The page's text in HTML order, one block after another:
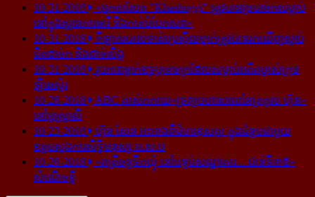
10-31-2018
«អ្នក​កាសែត "Khashoggi" ត្រូវ​បាន​ច្របាច់ក​សម្លាប់​
នៅ​ក្នុង​ស្ថាន​ភារធារី និង​កាត់​បំបែក​សព»
10-31-2018
កីឡាករ​បាល់ទាត់​ប្រេស៊ីល​ម្នាក់​ត្រូវ​បាន​រក​ឃើញ​ស្លាប់​
ជិត​ដាច់ក និង​ដាច់​លិង្គ
10-31-2018
រូបភាព​ធ្លាក់​ឧទ្ធម្ភាគចក្រ​ដែល​សម្លាប់​អតីត​ម្ចាស់​ក្រុម​
ឡីឆេស្ទ័រ
10-28-2018
ABC គាស់​កកាយ​«ទ្រព្យមហាសាល​នៃ​ត្រកូល ហ៊ុន»​
នៅ​អូស្ត្រាលី
10-23-2018
ហ៊ុន សែន អះអាង​ពី​ជំហរ​ខុស​គ្នា ក្នុង​ជំនួប​ជាមួយ​
ឧត្តម​ស្នងការ​សិទ្ធិ​មនុស្ស អ.ស.ប
10-20-2018
«រាត្រីចន្ទទឹកឃ្មុំ នៅបន្ទប់សណ្ឋាគារ... ជាន់ទី៣៥»
សំណើចខ្លី